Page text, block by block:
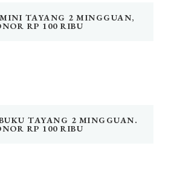
TAYANG 2 MINGGUAN,
RP 100 RIBU
TAYANG 2 MINGGUAN.
RP 100 RIBU